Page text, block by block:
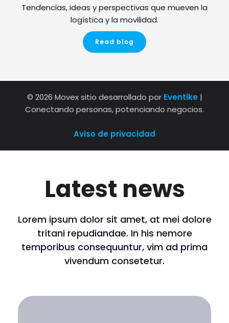
Tendencias, ideas y perspectivas que mueven la
logística y la movilidad.
Read blog
© 2026 Movex sitio desarrollado por Eventike |
Conectando personas, potenciando negocios.
Aviso de privacidad
Latest news
Lorem ipsum dolor sit amet, at mei dolore
tritani repudiandae. In his nemore
temporibus consequuntur, vim ad prima
vivendum consetetur.